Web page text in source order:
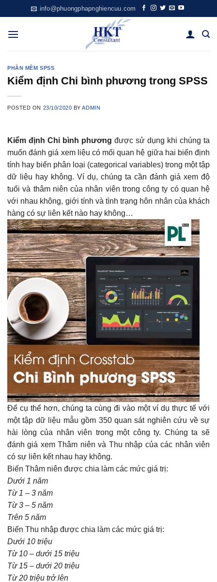
to
content
info@phuongphapnghiencuu.com
PHẦN MỀM SPSS
Kiểm định Chi bình phương trong SPSS
POSTED ON 23/10/2020 BYADMIN
Kiểm định Chi bình phương được sử dụng khi chúng ta
muốn đánh giá xem liệu có mối quan hệ giữa hai biến định
tính hay biến phân loại (categorical variables) trong một tập
dữ liệu hay không. Ví dụ, chúng ta cần đánh giá xem độ
tuổi và thâm niên của nhân viên trong công ty có quan hệ
với nhau không, giới tính và tình trạng hôn nhân của khách
hàng có sự liên kết nào hay không…
Để cụ thể hơn, chúng ta cùng đi vào một ví dụ thực tế với
một tập dữ liệu mẫu gồm 350 quan sát nghiên cứu về sự
hài lòng của nhân viên trong một công ty. Chúng ta sẽ
đánh giá xem Thâm niên và Thu nhập của các nhân viên
có sự liên kết nhau hay không.
Biến Thâm niên được chia làm các mức giá trị:
Dưới 1 năm
Từ 1 – 3 năm
Từ 3 – 5 năm
Trên 5 năm
Biến Thu nhập được chia làm các mức giá trị:
Dưới 10 triệu
Từ 10 – dưới 15 triệu
Từ 15 – dưới 20 triệu
Từ 20 triệu trở lên